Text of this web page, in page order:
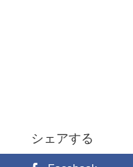
シェアする